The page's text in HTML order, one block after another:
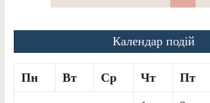
Календар подій
Пн Вт Ср Чт Пт